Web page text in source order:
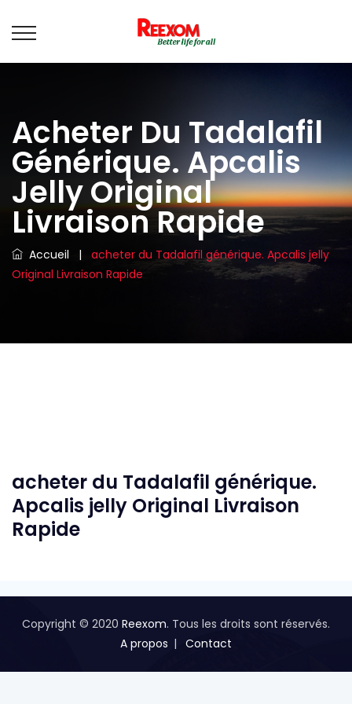
Acheter Du Tadalafil
Générique. Apcalis
Jelly Original
Livraison Rapide
Accueil |
acheter du Tadalafil générique. Apcalis jelly
Original Livraison Rapide
acheter du Tadalafil générique.
Apcalis jelly Original Livraison
Rapide
Copyright © 2020 Reexom. Tous les droits sont réservés.
A propos
Contact